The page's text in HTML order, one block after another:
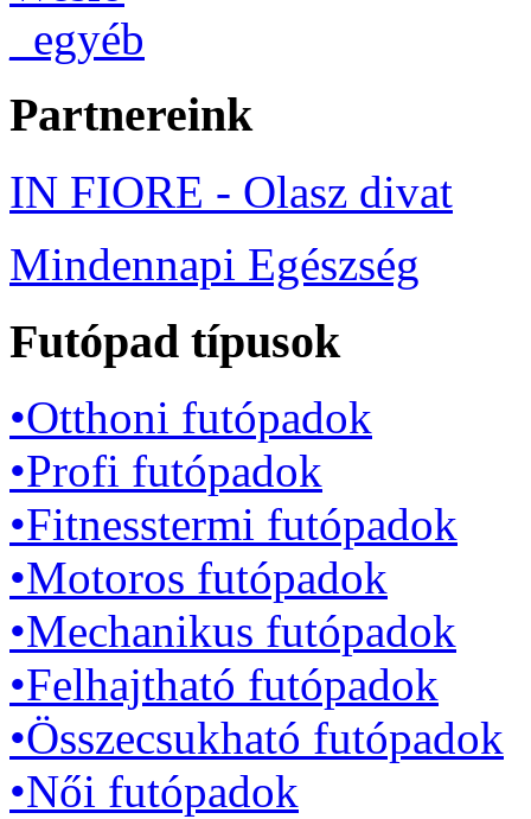
_egyéb
Partnereink
IN FIORE - Olasz divat
Mindennapi Egészség
Futópad típusok
•Otthoni futópadok
•Profi futópadok
•Fitnesstermi futópadok
•Motoros futópadok
•Mechanikus futópadok
•Felhajtható futópadok
•Összecsukható futópadok
•Női futópadok